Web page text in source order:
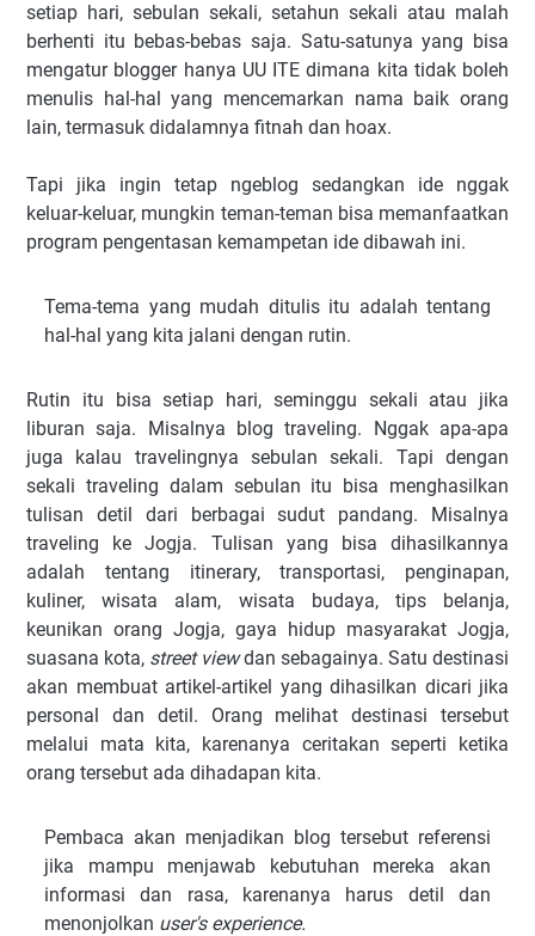
setiap hari, sebulan sekali, setahun sekali atau malah
berhenti itu bebas-bebas saja. Satu-satunya yang bisa
mengatur blogger hanya UU ITE dimana kita tidak boleh
menulis hal-hal yang mencemarkan nama baik orang
lain, termasuk didalamnya fitnah dan hoax.
Tapi jika ingin tetap ngeblog sedangkan ide nggak
keluar-keluar, mungkin teman-teman bisa memanfaatkan
program pengentasan kemampetan ide dibawah ini.
Tema-tema yang mudah ditulis itu adalah tentang
hal-hal yang kita jalani dengan rutin.
Rutin itu bisa setiap hari, seminggu sekali atau jika
liburan saja. Misalnya blog traveling. Nggak apa-apa
juga kalau travelingnya sebulan sekali. Tapi dengan
sekali traveling dalam sebulan itu bisa menghasilkan
tulisan detil dari berbagai sudut pandang. Misalnya
traveling ke Jogja. Tulisan yang bisa dihasilkannya
adalah tentang itinerary, transportasi, penginapan,
kuliner, wisata alam, wisata budaya, tips belanja,
keunikan orang Jogja, gaya hidup masyarakat Jogja,
suasana kota, street viewdan sebagainya. Satu destinasi
akan membuat artikel-artikel yang dihasilkan dicari jika
personal dan detil. Orang melihat destinasi tersebut
melalui mata kita, karenanya ceritakan seperti ketika
orang tersebut ada dihadapan kita.
Pembaca akan menjadikan blog tersebut referensi
jika mampu menjawab kebutuhan mereka akan
informasi dan rasa, karenanya harus detil dan
menonjolkan user's experience.